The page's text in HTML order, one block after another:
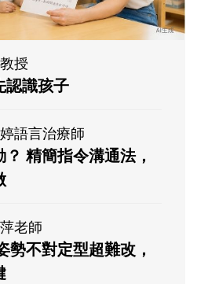
授
認識孩子
語言治療師
精簡指令溝通法，
老師
勢不對定型超難改，